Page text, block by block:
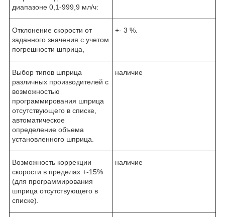
диапазоне 0,1-999,9 мл/ч:
Отклонение скорости от
заданного значения с учетом
погрешности шприца,
+- 3 %.
Выбор типов шприца
различных производителей с
возможностью
программирования шприца
отсутствующего в списке,
автоматическое
определение объема
установленного шприца.
наличие
Возможность коррекции
скорости в пределах +-15%
(для программирования
шприца отсутствующего в
списке).
наличие